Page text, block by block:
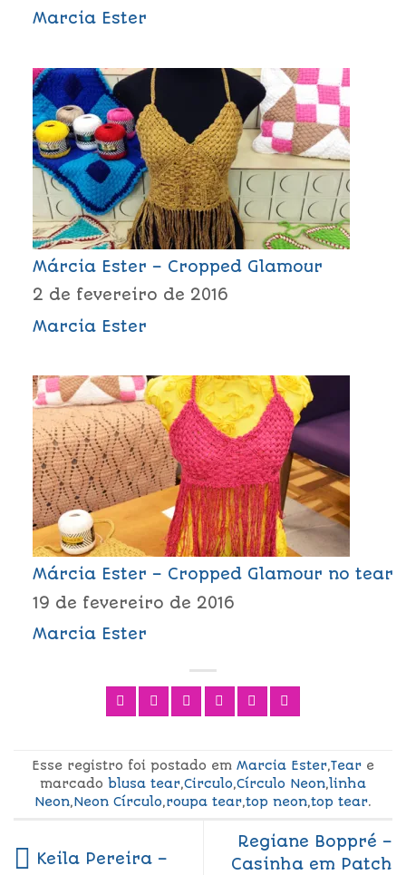
Marcia Ester
Márcia Ester – Cropped Glamour
2 de fevereiro de 2016
Marcia Ester
Márcia Ester – Cropped Glamour no tear
19 de fevereiro de 2016
Marcia Ester
Esse registro foi postado em Marcia Ester,Tear e
marcado blusa tear,Circulo,Círculo Neon,linha
Neon,Neon Círculo,roupa tear,top neon,top tear.
Keila Pereira –
Regiane Boppré –
Casinha em Patch